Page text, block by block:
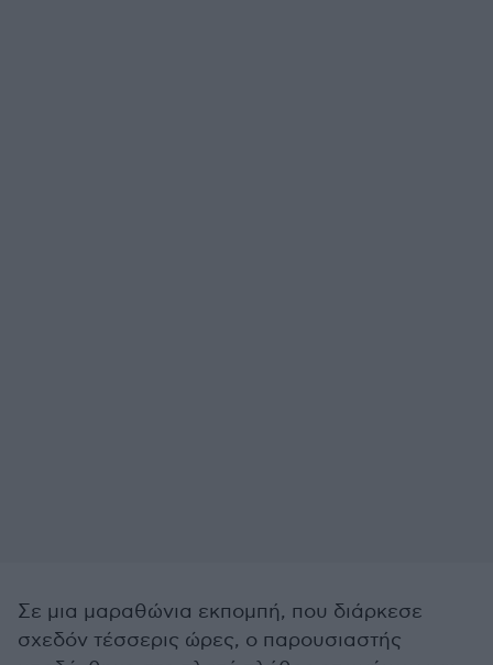
Σε μια μαραθώνια εκπομπή, που διάρκεσε
σχεδόν τέσσερις ώρες, ο παρουσιαστής